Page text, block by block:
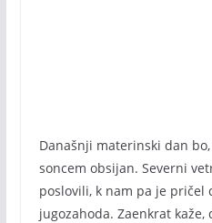
Današnji materinski dan
soncem obsijan. Severni
poslovili, k nam pa je pričel
jugozahoda. Zaenkrat kaže,